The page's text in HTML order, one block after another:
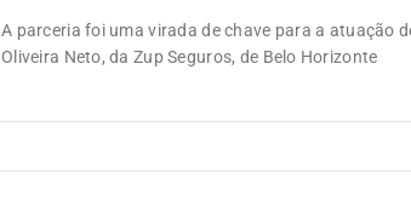
A parceria foi uma virada de chave para a atuação
Oliveira Neto, da Zup Seguros, de Belo Horizonte